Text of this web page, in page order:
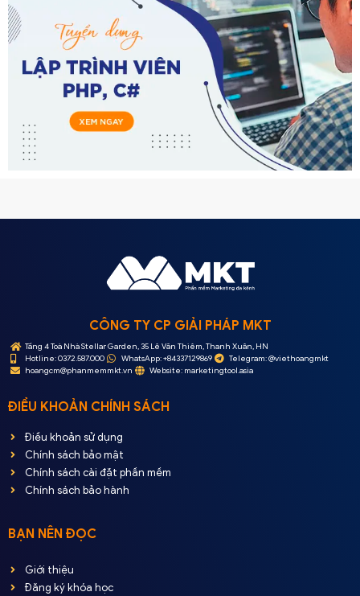
CÔNG TY CP GIẢI PHÁP MKT
Tầng 4 Toà Nhà Stellar Garden, 35 Lê Văn Thiêm, Thanh Xuân, HN
Hotline: 0372.587.000
WhatsApp: +84337129869
Telegram: @viethoangmkt
hoangcm@phanmemmkt.vn
Website: marketingtool.asia
ĐIỀU KHOẢN CHÍNH SÁCH
Điều khoản sử dụng
Chính sách bảo mật
Chính sách cài đặt phần mềm
Chính sách bảo hành
BẠN NÊN ĐỌC
Giới thiệu
Đăng ký khóa học